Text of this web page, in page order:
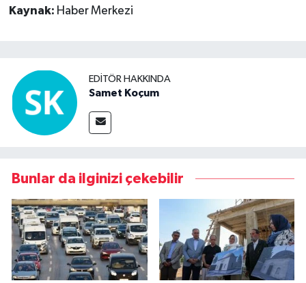
Kaynak: Haber Merkezi
EDITÖR HAKKINDA
Samet Koçum
Bunlar da ilginizi çekebilir